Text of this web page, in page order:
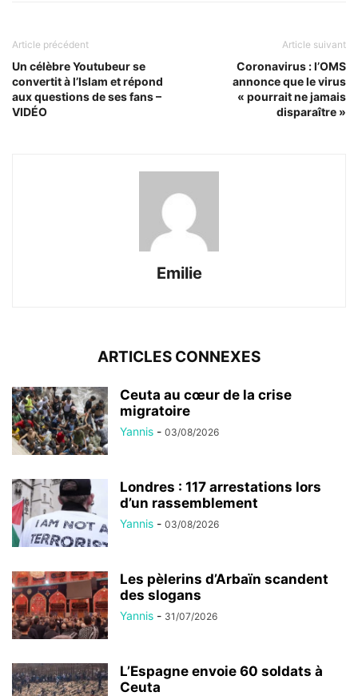
Article précédent
Un célèbre Youtubeur se
convertit à l’Islam et répond
aux questions de ses fans –
VIDÉO
Article suivant
Coronavirus : l’OMS
annonce que le virus
« pourrait ne jamais
disparaître »
Emilie
ARTICLES CONNEXES
Ceuta au cœur de la crise
migratoire
Yannis - 03/08/2026
Londres : 117 arrestations lors
d’un rassemblement
Yannis - 03/08/2026
Les pèlerins d’Arbaïn scandent
des slogans
Yannis - 31/07/2026
L’Espagne envoie 60 soldats à
Ceuta